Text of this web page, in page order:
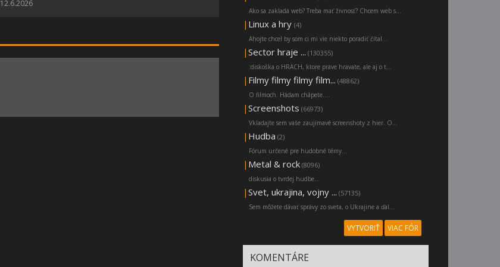
12.6.2026
Ako sa zakladá web? Treba mať živnosť? Chcem web s...
| Linux a hry (4)
Ahojte chcel by som ci mi vie niekto poradiť čítal...
| Sector hraje ... (130355)
:diskoška o HRACH, ktore prave hravate, ale aj o t...
| Filmy filmy filmy film... (48862)
O filmoch. Hádam chápete....
| Screenshots (66973)
Vkladajte sem vaše zaujímavé screenshoty z hier. O...
| Hudba (2)
Fórum určené pre hudobné témy...
| Metal & rock (8096)
diskusia o tvrdej hudbe...
| Svet, ukrajina, vojny ... (57135)
Sem môžete dávať správy zo sveta, o Ukrajine a ďal...
VYTVORIŤ VIAC FÓR
KOMENTÁRE